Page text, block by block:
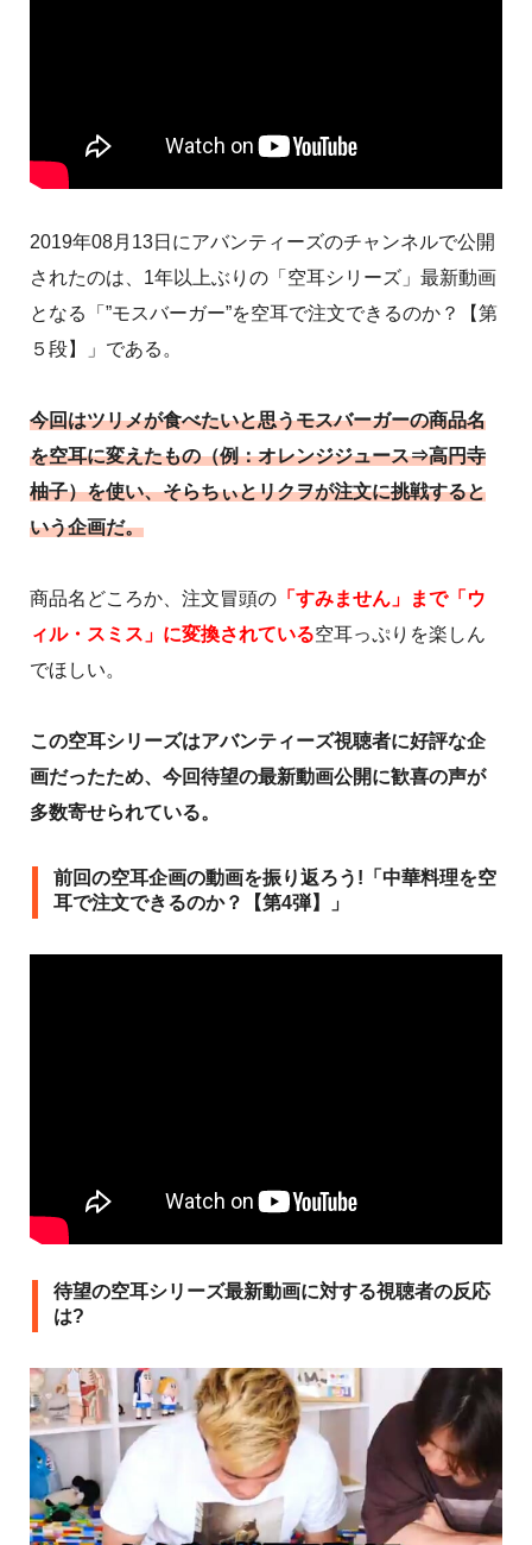
2019年08月13日にアバンティーズのチャンネルで公開
されたのは、1年以上ぶりの「空耳シリーズ」最新動画
となる「”モスバーガー”を空耳で注文できるのか？【第
５段】」である。
今回はツリメが食べたいと思うモスバーガーの商品名
を空耳に変えたもの（例：オレンジジュース⇒高円寺
柚子）を使い、そらちぃとリクヲが注文に挑戦すると
いう企画だ。
商品名どころか、注文冒頭の 「すみません」まで「ウ
ィル・スミス」に変換されている空耳っぷりを楽しん
でほしい。
この空耳シリーズはアバンティーズ視聴者に好評な企
画だったため、今回待望の最新動画公開に歓喜の声が
多数寄せられている。
前回の空耳企画の動画を振り返ろう!「中華料理を空
耳で注文できるのか？【第4弾】」
待望の空耳シリーズ最新動画に対する視聴者の反応
は?